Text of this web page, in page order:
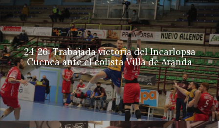
24-26: Trabajada victoria del Incarlopsa
Cuenca ante el colista Villa de Aranda